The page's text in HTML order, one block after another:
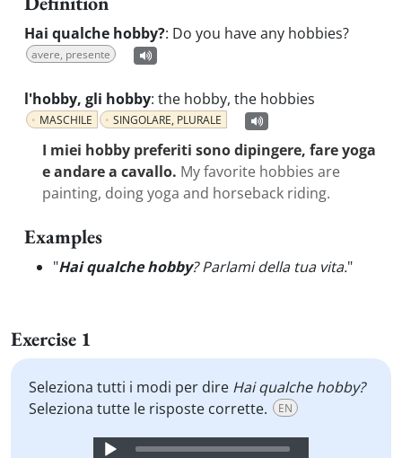
Hai qualche hobby?: Do you have any hobbies?
avere, presente
l'hobby, gli hobby: the hobby, the hobbies
MASCHILE SINGOLARE, PLURALE
I miei hobby preferiti sono dipingere, fare yoga
e andare a cavallo. My favorite hobbies are
painting, doing yoga and horseback riding.
Examples
"Hai qualche hobby? Parlami della tua vita."
Exercise 1
Seleziona tutti i modi per dire Hai qualche hobby?
Seleziona tutte le risposte corrette.
EN
Audio